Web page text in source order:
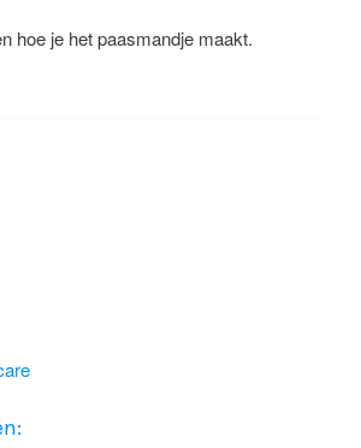
hoe je het paasmandje maakt.